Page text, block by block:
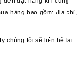
hàng bao gồm: địa chỉ,
chúng tôi sẽ liên hệ lại